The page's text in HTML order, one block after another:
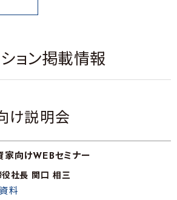
ョン掲載情報
け説明会
家向けWEBセミナー
役社長 関口 相三
料